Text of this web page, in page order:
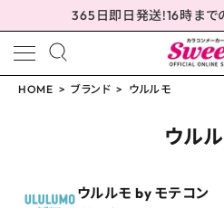
365日即日発送!16時まで
meeting_room ログイン person
HOME ブランド ウルルモ
ウル
ウルルモ by モテコン